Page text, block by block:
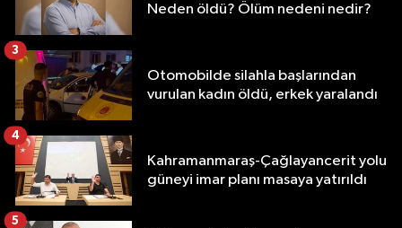
Neden öldü? Ölüm nedeni nedir?
Otomobilde silahla başlarından
vurulan kadın öldü, erkek yaralandı
3
Kahramanmaraş-Çağlayancerit yolu
güneyi imar planı masaya yatırıldı
4
5